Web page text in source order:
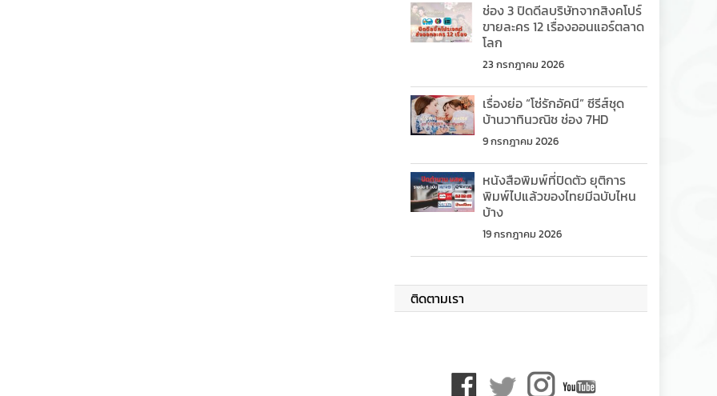
ช่อง 3 ปิดดีลบริษัทจากสิงคโปร์
ขายละคร 12 เรื่องออนแอร์ตลาด
โลก
23 กรกฎาคม 2026
เรื่องย่อ “โซ่รักอัคนี” ซีรีส์ชุด
บ้านวาทินวณิช ช่อง 7HD
9 กรกฎาคม 2026
หนังสือพิมพ์ที่ปิดตัว ยุติการ
พิมพ์ไปแล้วของไทยมีฉบับไหน
บ้าง
19 กรกฎาคม 2026
ติดตามเรา